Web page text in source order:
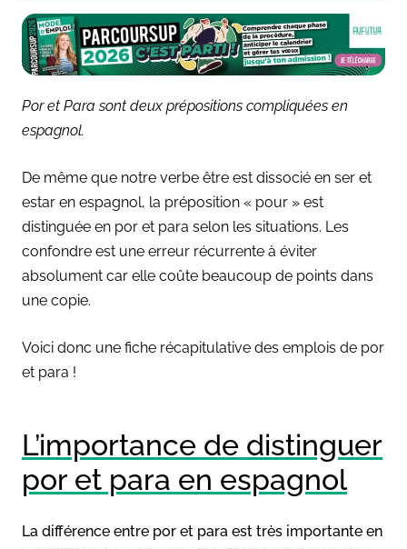
Por et Para sont deux prépositions compliquées en
espagnol.
De même que notre verbe être est dissocié en ser et
estar en espagnol, la préposition « pour » est
distinguée en por et para selon les situations. Les
confondre est une erreur récurrente à éviter
absolument car elle coûte beaucoup de points dans
une copie.
Voici donc une fiche récapitulative des emplois de por
et para !
L’importance de distinguer
por et para en espagnol
La différence entre por et para est très importante en